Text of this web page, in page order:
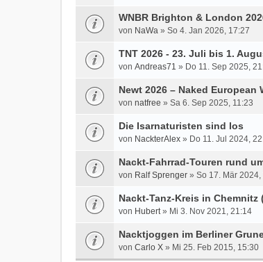
WNBR Brighton & London
von NaWa » So 4. Jan 2026, 17:27
TNT 2026 - 23. Juli bis 1.
von Andreas71 » Do 11. Sep 2025,
Newt 2026 – Naked European
von natfree » Sa 6. Sep 2025, 11:23
Die Isarnaturisten sind los
von NackterAlex » Do 11. Jul 2024,
Nackt-Fahrrad-Touren rund
von Ralf Sprenger » So 17. Mär 2024,
Nackt-Tanz-Kreis in Chemnitz
von Hubert» Mi 3. Nov 2021, 21:14
Nacktjoggen im Berliner
von Carlo X » Mi 25. Feb 2015, 15:30